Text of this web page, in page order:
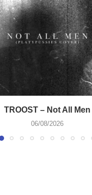
TROOST – Not All Men
06/08/2026